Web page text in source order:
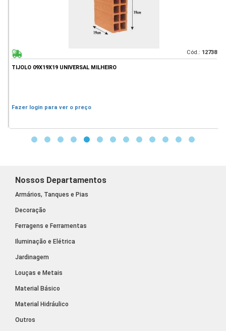
Cód.: 12738
TIJOLO 09X19X19 UNIVERSAL MILHEIRO
Fazer login para ver o preço
Nossos Departamentos
Armários, Tanques e Pias
Decoração
Ferragens e Ferramentas
Iluminação e Elétrica
Jardinagem
Louças e Metais
Material Básico
Material Hidráulico
Outros